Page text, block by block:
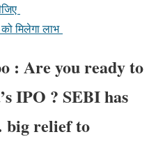
मिलेगा लाभ
: Are you ready to
IPO ? SEBI has
big relief to